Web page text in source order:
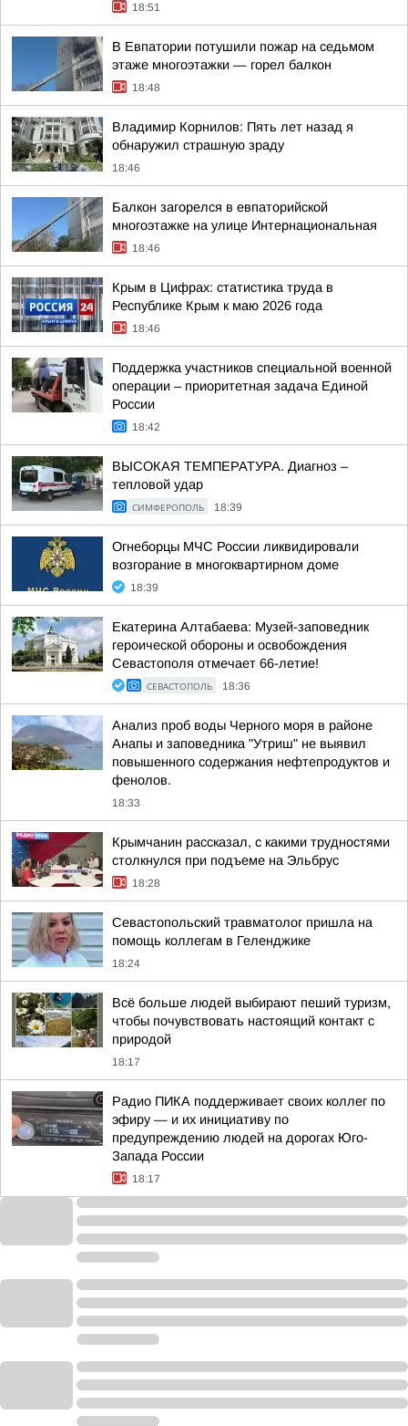
18:51
В Евпатории потушили пожар на седьмом
этаже многоэтажки — горел балкон
18:48
Владимир Корнилов: Пять лет назад я
обнаружил страшную зраду
18:46
Балкон загорелся в евпаторийской
многоэтажке на улице Интернациональная
18:46
Крым в Цифрах: статистика труда в
Республике Крым к маю 2026 года
18:46
Поддержка участников специальной военной
операции – приоритетная задача Единой
России
18:42
ВЫСОКАЯ ТЕМПЕРАТУРА. Диагноз –
тепловой удар
СИМФЕРОПОЛЬ 18:39
Огнеборцы МЧС России ликвидировали
возгорание в многоквартирном доме
18:39
Екатерина Алтабаева: Музей-заповедник
героической обороны и освобождения
Севастополя отмечает 66-летие!
СЕВАСТОПОЛЬ 18:36
Анализ проб воды Черного моря в районе
Анапы и заповедника "Утриш" не выявил
повышенного содержания нефтепродуктов и
фенолов.
18:33
Крымчанин рассказал, с какими трудностями
столкнулся при подъеме на Эльбрус
18:28
Севастопольский травматолог пришла на
помощь коллегам в Геленджике
18:24
Всё больше людей выбирают пеший туризм,
чтобы почувствовать настоящий контакт с
природой
18:17
Радио ПИКА поддерживает своих коллег по
эфиру — и их инициативу по
предупреждению людей на дорогах Юго-
Запада России
18:17